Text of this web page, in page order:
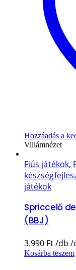
Hozzáadás a
Villámnézet
Fiús játékok,
játékok
Spriccelő
(BBJ)
3.990 Ft
Kosárba teszem